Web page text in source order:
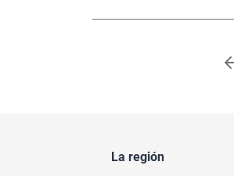
La región